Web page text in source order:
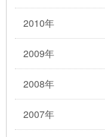
2010年
2009年
2008年
2007年